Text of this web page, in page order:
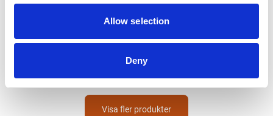
Allow selection
Deny
AL 30
Visa fler produkter